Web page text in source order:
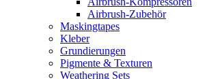
Airbrush-Zubehör
Maskingtapes
Kleber
Grundierungen
Pigmente & Texturen
Weathering Sets